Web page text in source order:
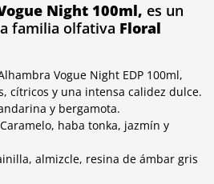
Night 100ml, es un
familia olfativa Floral
Vogue Night EDP 100ml,
cítricos y una intensa calidez dulce.
y bergamota.
Caramelo, haba tonka, jazmín y
almizcle, resina de ámbar gris